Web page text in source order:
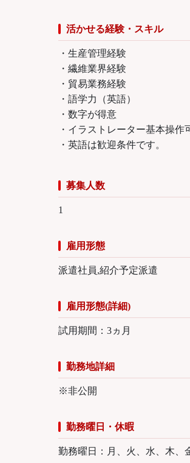
活かせる経験・スキル
・生産管理経験
・繊維業界経験
・貿易業務経験
・語学力（英語）
・数字が得意
・イラストレーター基本操作
・英語は歓迎条件です。
募集人数
1
雇用形態
派遣社員,紹介予定派遣
雇用形態(詳細)
試用期間：3ヵ月
勤務地詳細
※非公開
勤務曜日・休暇
勤務曜日：月、火、水、木、